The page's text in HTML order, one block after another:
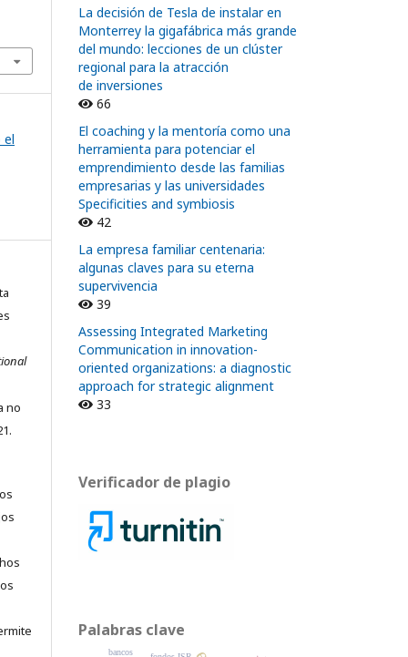
el
no
La decisión de Tesla de instalar en
Monterrey la gigafábrica más grande
del mundo: lecciones de un clúster
regional para la atracción
de inversiones
66
El coaching y la mentoría como una
herramienta para potenciar el
emprendimiento desde las familias
empresarias y las universidades
Specificities and symbiosis
42
La empresa familiar centenaria:
algunas claves para su eterna
supervivencia
39
Assessing Integrated Marketing
Communication in innovation-
oriented organizations: a diagnostic
approach for strategic alignment
33
Verificador de plagio
Palabras clave
bancos